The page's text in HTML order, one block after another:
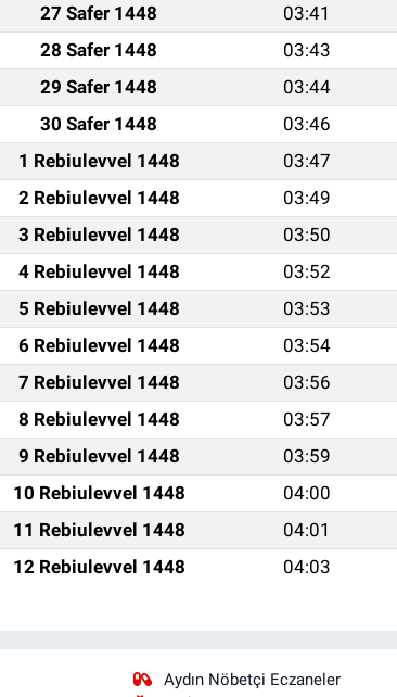
27 Safer 1448 03:41
28 Safer 1448 03:43
29 Safer 1448 03:44
30 Safer 1448 03:46
1 Rebiulevvel 1448 03:47
2 Rebiulevvel 1448 03:49
3 Rebiulevvel 1448 03:50
4 Rebiulevvel 1448 03:52
5 Rebiulevvel 1448 03:53
6 Rebiulevvel 1448 03:54
7 Rebiulevvel 1448 03:56
8 Rebiulevvel 1448 03:57
9 Rebiulevvel 1448 03:59
10 Rebiulevvel 1448 04:00
11 Rebiulevvel 1448 04:01
12 Rebiulevvel 1448 04:03
Aydın Nöbetçi Eczaneler